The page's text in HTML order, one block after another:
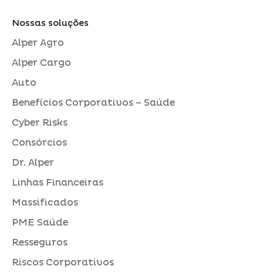
Nossas soluções
Alper Agro
Alper Cargo
Auto
Benefícios Corporativos – Saúde
Cyber Risks
Consórcios
Dr. Alper
Linhas Financeiras
Massificados
PME Saúde
Resseguros
Riscos Corporativos